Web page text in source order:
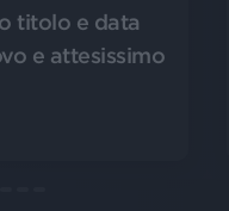
titolo e data
e attesissimo